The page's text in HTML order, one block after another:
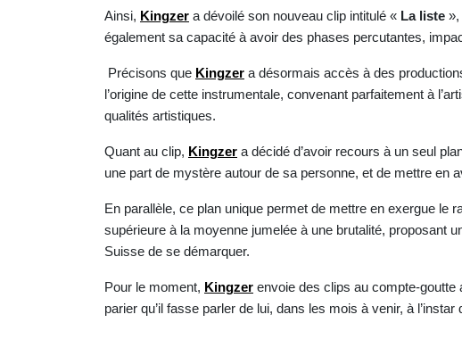
Ainsi, Kingzer a dévoilé son nouveau clip intitulé « La liste »,
également sa capacité à avoir des phases percutantes,
Précisons que Kingzer a désormais accès à des
l’origine de cette instrumentale, convenant parfaitement à
qualités artistiques.
Quant au clip, Kingzer a décidé d’avoir recours à un seul
une part de mystère autour de sa personne, et de mettre en
En parallèle, ce plan unique permet de mettre en exergue le
supérieure à la moyenne jumelée à une brutalité, proposant
Suisse de se démarquer.
Pour le moment, Kingzer envoie des clips au compte-
parier qu’il fasse parler de lui, dans les mois à venir, à l’instar